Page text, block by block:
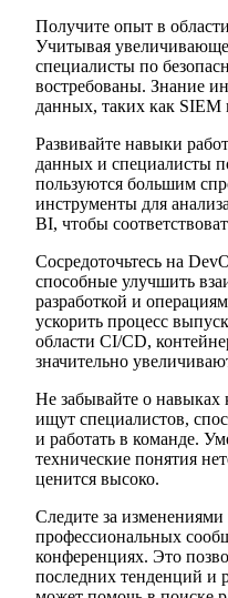
Получите опыт в
Учитывая
специалисты по
востребованы. Знание
данных, таких как
Развивайте навыки
данных и специалисты
пользуются большим
инструменты для
BI, чтобы
Сосредоточьтесь на
способные улучшить
разработкой и
ускорить процесс
области CI/CD,
значительно
Не забывайте о навыках
ищут специалистов,
и работать в команде.
технические понятия
ценится высоко.
Следите за
профессиональных
конференциях. Это
последних тенденций и